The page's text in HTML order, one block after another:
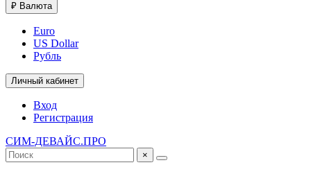
₽ Валюта
Euro
US Dollar
Рубль
Личный кабинет
Вход
Регистрация
СИМ-ДЕВАЙС.ПРО
×